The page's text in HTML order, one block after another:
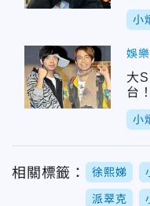
小
娛樂
大
台
小
相關標籤： 徐熙娣
派翠克